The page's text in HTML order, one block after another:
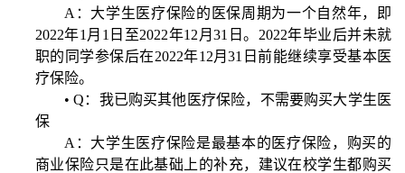
A ：大学生医疗保险的医保周期为一个自然年，即
2022年1 月 1 日至2022年12 月31 日。 2022年毕业后并未就
职的同学参保后在2022年12月31 日前能继续享受基本医
疗保险。
• Q ：我已购买其他医疗保险，不需要购买大学生医
保
A ：大学生医疗保险是最基本的医疗保险，购买的
商业保险只是在此基础上的补充，建议在校学生都购买